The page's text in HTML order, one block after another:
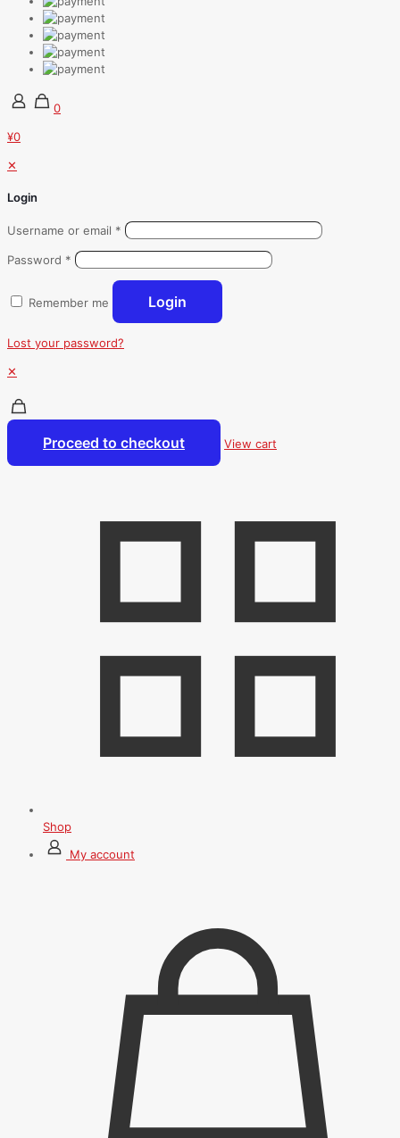
0
¥0
✕
Login
Username or email *
Password *
Remember me Login
Lost your password?
✕
Proceed to checkout View cart
Shop
My account